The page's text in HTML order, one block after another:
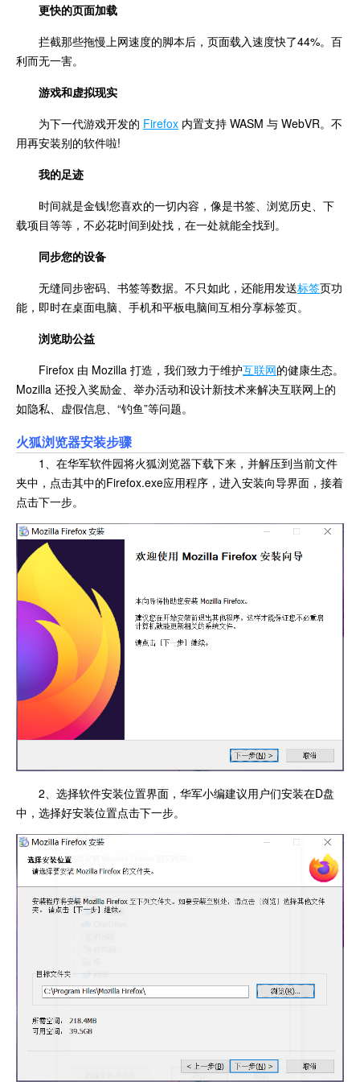
更快的页面加载
拦截那些拖慢上网速度的脚本后，页面载入速度快了44%。百
利而无一害。
游戏和虚拟现实
为下一代游戏开发的 Firefox 内置支持 WASM 与 WebVR。不
用再安装别的软件啦!
我的足迹
时间就是金钱!您喜欢的一切内容，像是书签、浏览历史、下
载项目等等，不必花时间到处找，在一处就能全找到。
同步您的设备
无缝同步密码、书签等数据。不只如此，还能用发送标签页功
能，即时在桌面电脑、手机和平板电脑间互相分享标签页。
浏览助公益
Firefox 由 Mozilla 打造，我们致力于维护互联网的健康生态。
Mozilla 还投入奖励金、举办活动和设计新技术来解决互联网上的
如隐私、虚假信息、“钓鱼”等问题。
火狐浏览器安装步骤
1、在华军软件园将火狐浏览器下载下来，并解压到当前文件
夹中，点击其中的Firefox.exe应用程序，进入安装向导界面，接着
点击下一步。
2、选择软件安装位置界面，华军小编建议用户们安装在D盘
中，选择好安装位置点击下一步。